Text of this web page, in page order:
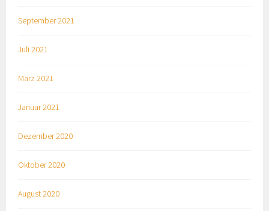
September 2021
Juli 2021
März 2021
Januar 2021
Dezember 2020
Oktober 2020
August 2020